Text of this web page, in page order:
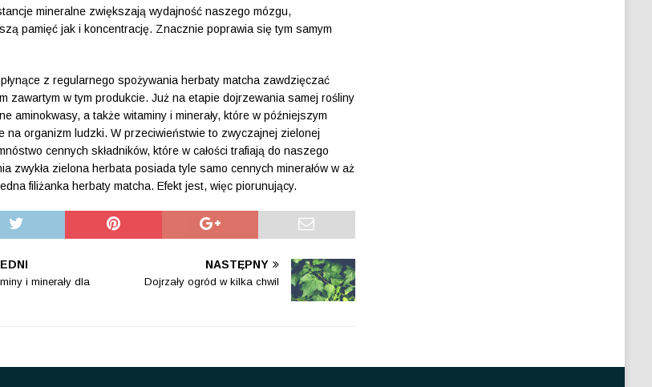
mineralne zwiększają wydajność naszego mózgu,
pamięć jak i koncentrację. Znacznie poprawia się tym samym
z regularnego spożywania herbaty matcha zawdzięczać
zawartym w tym produkcie. Już na etapie dojrzewania samej rośliny
aminokwasy, a także witaminy i minerały, które w późniejszym
na organizm ludzki. W przeciwieństwie to zwyczajnej zielonej
cennych składników, które w całości trafiają do naszego
zwykła zielona herbata posiada tyle samo cennych minerałów w aż
filiżanka herbaty matcha. Efekt jest, więc piorunujący.
i minerały dla
NASTĘPNY
Dojrzały ogród w kilka chwil